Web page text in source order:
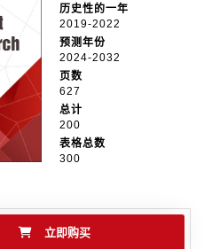
历史性的一年
2019-2022
预测年份
2024-2032
页数
627
总计
200
表格总数
300
立即购买